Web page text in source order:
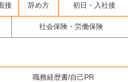
接 辞め方 初日・入社後
社会保険・労働保険
職務経歴書/自己PR